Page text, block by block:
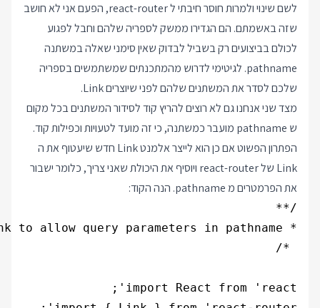
לשם שינוי ולמרות חוסר חיבתי ל react-router, הפעם אני לא חושב
שזה באשמתם. הם הגדירו ממשק לספריה שלהם וחבל לפגוע
לכולם בביצועים רק בשביל לבדוק שאין סימני שאלה במשתנה
pathname. לגיטימי לדרוש מהמתכנתים שמשתמשים בספריה
שלכם לסדר את המשתנים שלהם לפני שיוצרים Link.
מצד שני אנחנו גם לא רוצים להריץ קוד לסידור המשתנים בכל מקום
ש pathname מועבר כמשתנה, כי זה מועד לטעויות וכפילות קוד.
הפתרון הפשוט אם כן הוא לייצר אלמנט Link חדש שיעטוף את ה
Link של react-router ויוסיף את היכולת שאני צריך, כלומר ישבור
את הפרמטרים מ pathname. הנה הקוד: